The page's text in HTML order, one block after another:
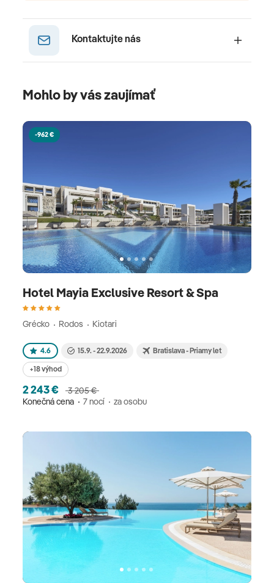
Kontaktujte nás
Mohlo by vás zaujímať
-962 €
Hotel Mayia Exclusive Resort & Spa
Grécko Rodos Kiotari
4.6 15.9. - 22.9.2026 Bratislava - Priamy let
+18 výhod
2 243 €
3 205 €
Konečná cena
7 nocí za osobu